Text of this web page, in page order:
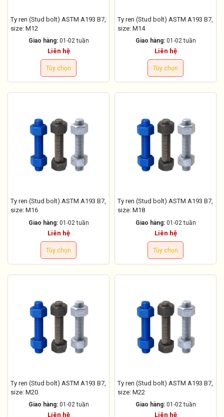
Ty ren (Stud bolt) ASTM A193 B7,
size: M12
Giao hàng: 01-02 tuần
Liên hệ
Tùy chọn
Ty ren (Stud bolt) ASTM A193 B7,
size: M14
Giao hàng: 01-02 tuần
Liên hệ
Tùy chọn
Ty ren (Stud bolt) ASTM A193 B7,
size: M16
Giao hàng: 01-02 tuần
Liên hệ
Tùy chọn
Ty ren (Stud bolt) ASTM A193 B7,
size: M18
Giao hàng: 01-02 tuần
Liên hệ
Tùy chọn
Ty ren (Stud bolt) ASTM A193 B7,
size: M20
Giao hàng: 01-02 tuần
Liên hệ
Ty ren (Stud bolt) ASTM A193 B7,
size: M22
Giao hàng: 01-02 tuần
Liên hệ